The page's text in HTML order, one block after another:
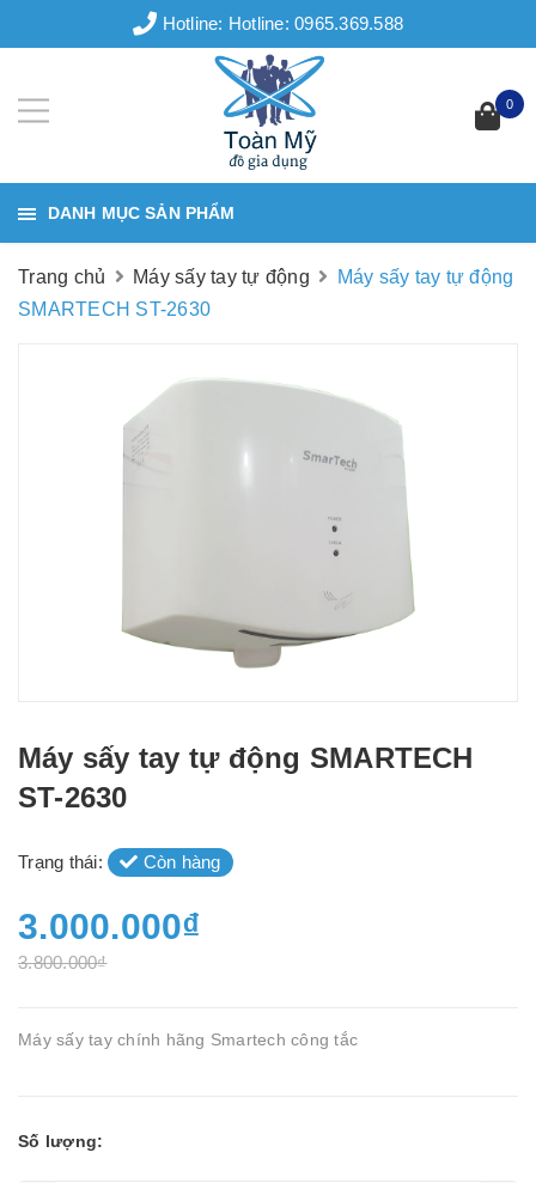
Hotline: Hotline: 0965.369.588
0
DANH MỤC SẢN PHẨM
Trang chủ Máy sấy tay tự động
Máy sấy tay tự động
SMARTECH ST-2630
Máy sấy tay tự động SMARTECH
ST-2630
Trạng thái: Còn hàng
3.000.000₫
3.800.000₫
Máy sấy tay chính hãng Smartech công tắc
Số lượng: